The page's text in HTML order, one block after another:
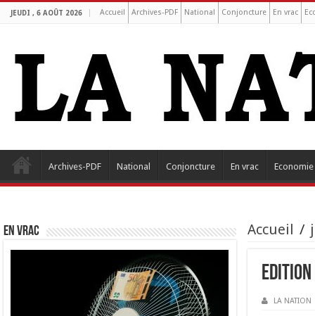
JEUDI , 6 AOÛT 2026 Accueil Archives-PDF National Conjoncture En vrac
Archives-PDF National Conjoncture En vrac Economie
Accueil /
LA NATION
EN VRAC